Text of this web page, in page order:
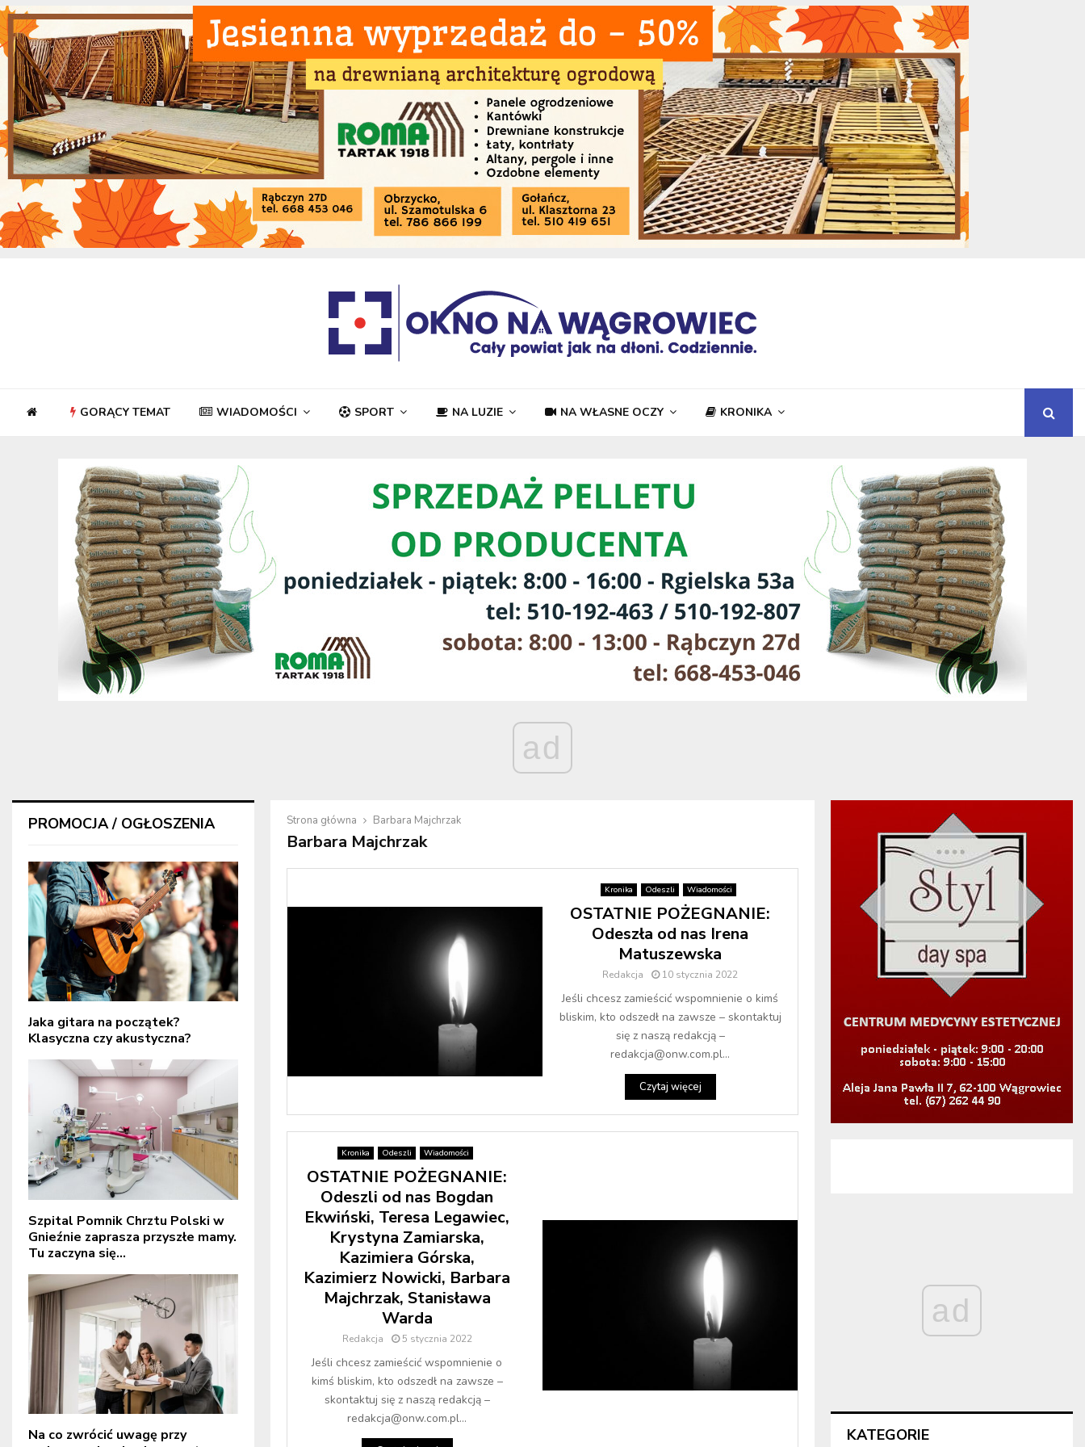
GORĄCY TEMAT WIADOMOŚCI SPORT NA LUZIE NA WŁASNE OCZY KRONIKA
ad
Strona główna Barbara Majchrzak
Barbara Majchrzak
Kronika Odeszli Wiadomości
OSTATNIE POŻEGNANIE:
Odeszła od nas Irena
Matuszewska
Redakcja 10 stycznia 2022
Jeśli chcesz zamieścić wspomnienie o kimś
bliskim, kto odszedł na zawsze – skontaktuj
się z naszą redakcją –
redakcja@onw.com.pl...
Czytaj więcej
Kronika Odeszli Wiadomości
OSTATNIE POŻEGNANIE:
Odeszli od nas Bogdan
Ekwiński, Teresa Legawiec,
Krystyna Zamiarska,
Kazimiera Górska,
Kazimierz Nowicki, Barbara
Majchrzak, Stanisława
Warda
Redakcja 5 stycznia 2022
Jeśli chcesz zamieścić wspomnienie o
kimś bliskim, kto odszedł na zawsze –
skontaktuj się z naszą redakcją –
redakcja@onw.com.pl...
PROMOCJA / OGŁOSZENIA
Jaka gitara na początek?
Klasyczna czy akustyczna?
Szpital Pomnik Chrztu Polski w
Gnieźnie zaprasza przyszłe mamy.
Tu zaczyna się...
Na co zwrócić uwagę przy
ad
KATEGORIE